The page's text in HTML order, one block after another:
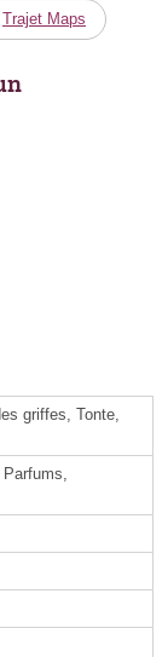
Trajet Maps
griffes, Tonte,